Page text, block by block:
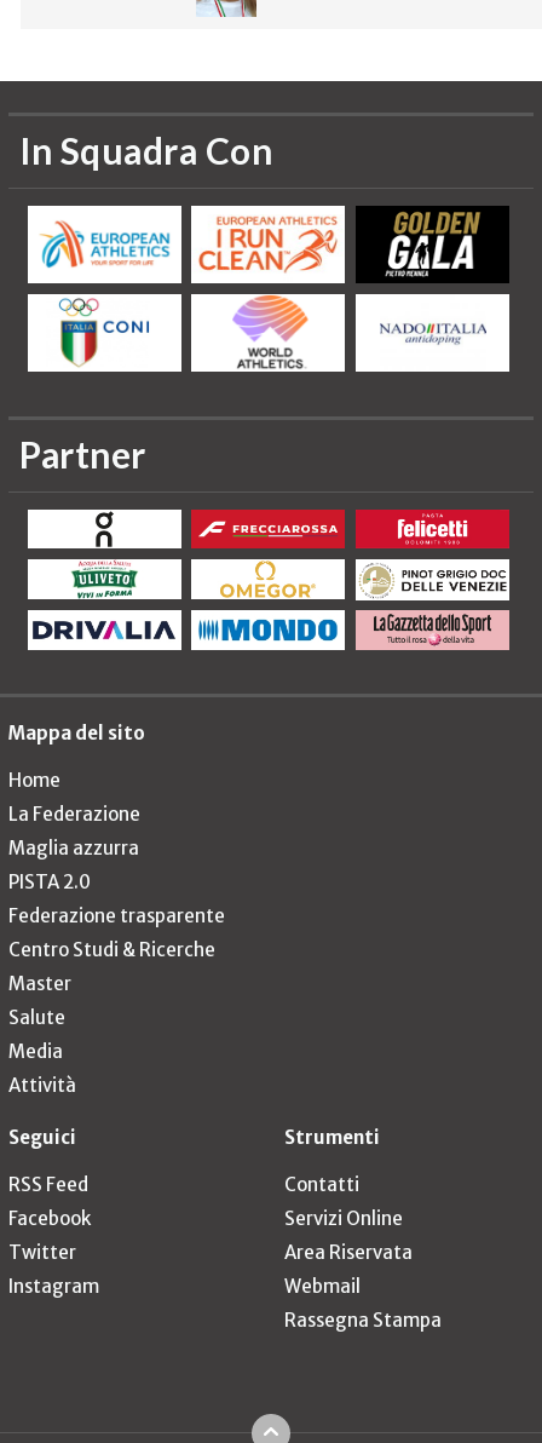
In Squadra Con
Partner
Mappa del sito
Home
La Federazione
Maglia azzurra
PISTA 2.0
Federazione trasparente
Centro Studi & Ricerche
Master
Salute
Media
Attività
Seguici
RSS Feed
Facebook
Twitter
Instagram
Strumenti
Contatti
Servizi Online
Area Riservata
Webmail
Rassegna Stampa